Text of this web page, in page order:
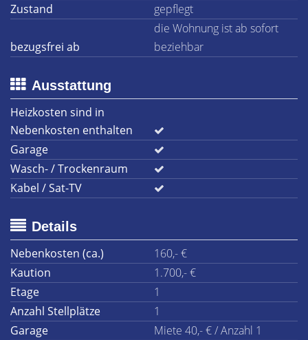
Zustand
gepflegt
bezugsfrei ab
die Wohnung ist ab sofort
beziehbar
Ausstattung
Heizkosten sind in
Nebenkosten enthalten
Garage
Wasch- / Trockenraum
Kabel / Sat-TV
Details
Nebenkosten (ca.)
160,- €
Kaution
1.700,- €
Etage
1
Anzahl Stellplätze
1
Garage
Miete 40,- € / Anzahl 1